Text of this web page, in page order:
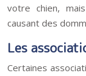
votre chien,
causant des
Les
Certaines